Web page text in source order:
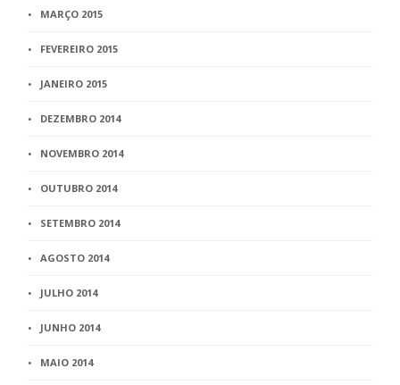
MARÇO 2015
FEVEREIRO 2015
JANEIRO 2015
DEZEMBRO 2014
NOVEMBRO 2014
OUTUBRO 2014
SETEMBRO 2014
AGOSTO 2014
JULHO 2014
JUNHO 2014
MAIO 2014